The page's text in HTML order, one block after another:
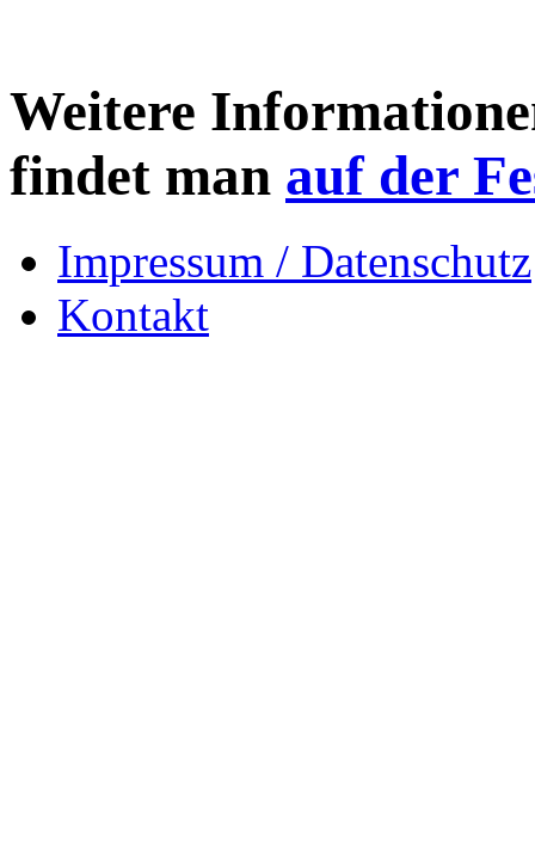
Weitere
findet man auf der
Impressum / Datenschutz
Kontakt